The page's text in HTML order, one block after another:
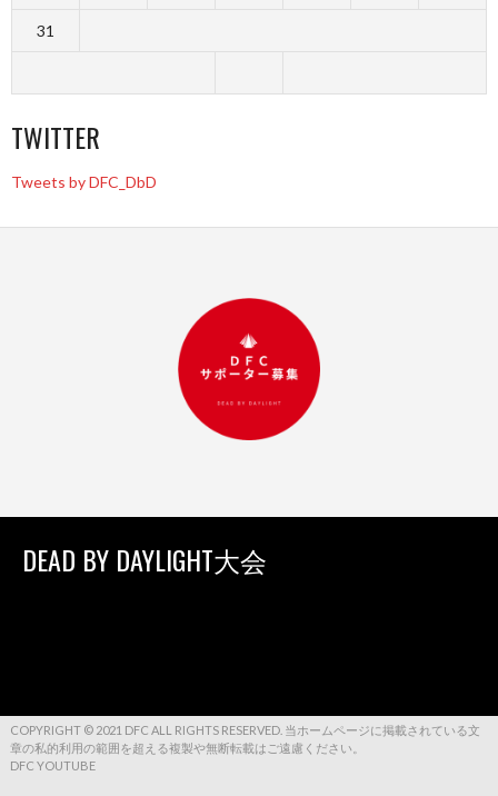
31
TWITTER
Tweets by DFC_DbD
DEAD BY DAYLIGHT大会
COPYRIGHT © 2021 DFC ALL RIGHTS RESERVED. 当ホームページに掲載されている文
章の私的利用の範囲を超える複製や無断転載はご遠慮ください。
DFC YOUTUBE